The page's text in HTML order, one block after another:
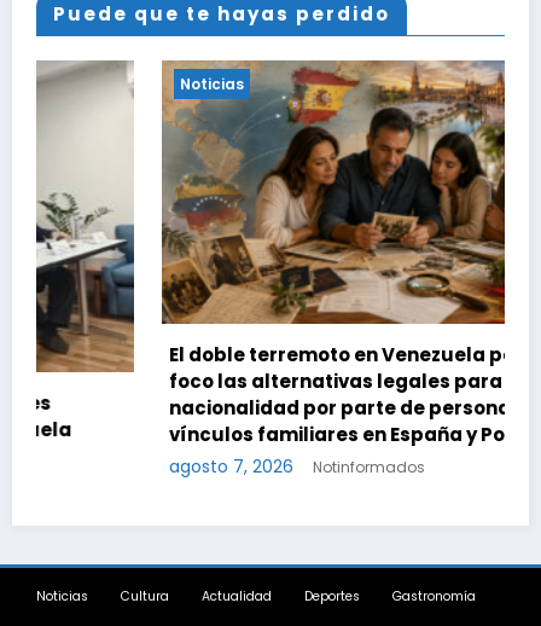
Puede que te hayas perdido
Noticias
El doble terremoto en Venezuela pone en el
foco las alternativas legales para solicitar la
nacionalidad por parte de personas con
vínculos familiares en España y Portugal
Notinformados
Noticias Cultura Actualidad Deportes Gastronomía